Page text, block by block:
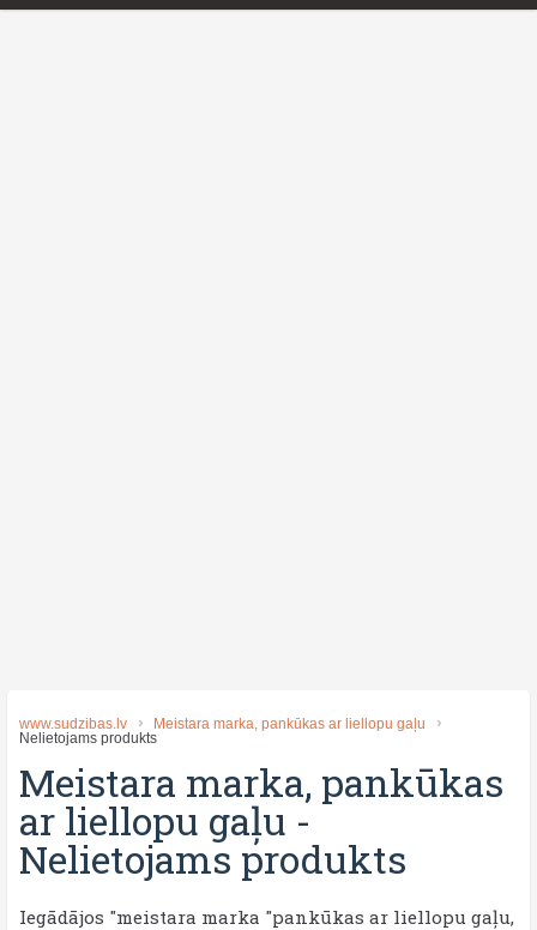
www.sudzibas.lv
Meistara marka, pankūkas ar liellopu gaļu
Nelietojams produkts
Meistara marka, pankūkas
ar liellopu gaļu -
Nelietojams produkts
Iegādājos "meistara marka "pankūkas ar liellopu gaļu,